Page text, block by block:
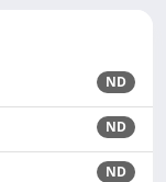
ND
ND
ND